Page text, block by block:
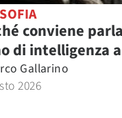
conviene
di intelligenza
Gallarino
2026